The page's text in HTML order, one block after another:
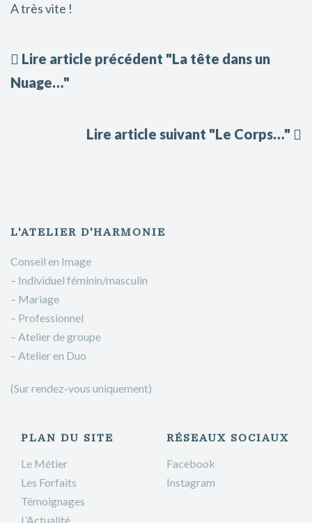
A très vite !
Lire article précédent "La tête dans un
Nuage…"
Lire article suivant "Le Corps…"
L'ATELIER D'HARMONIE
Conseil en Image
– Individuel féminin/masculin
– Mariage
– Professionnel
– Atelier de groupe
– Atelier en Duo
(Sur rendez-vous uniquement)
PLAN DU SITE
Le Métier
Les Forfaits
Témoignages
L’Actualité
RÉSEAUX SOCIAUX
Facebook
Instagram